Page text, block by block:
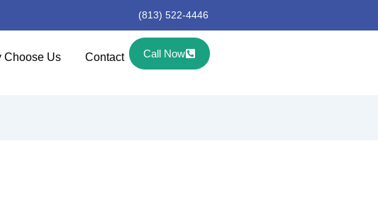
(813) 522-4446
Choose Us Contact Call Now